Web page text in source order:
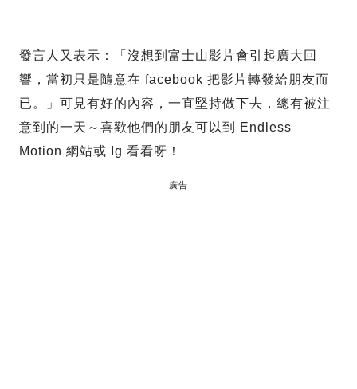
發言人又表示：「沒想到富士山影片會引起廣大回
響，當初只是隨意在 facebook 把影片轉發給朋友而
已。」可見有好的內容，一直堅持做下去，總有被注
意到的一天～喜歡他們的朋友可以到 Endless
Motion 網站或 Ig 看看呀！
廣告